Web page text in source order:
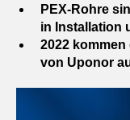
PEX-Rohre
in Installation
2022
von Uponor